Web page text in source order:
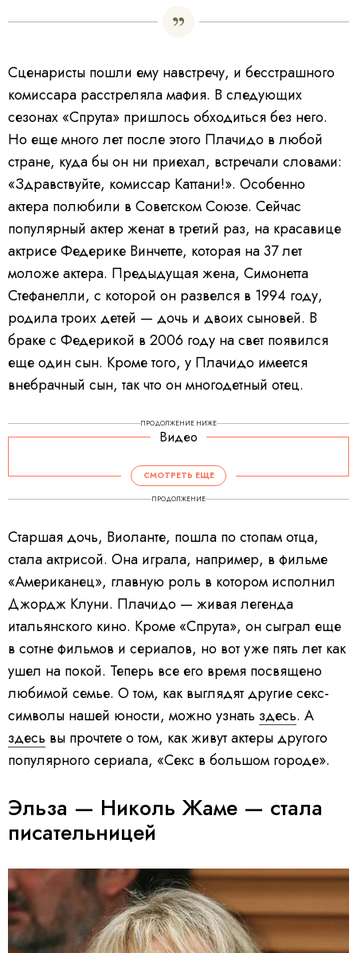
Сценаристы пошли ему навстречу, и бесстрашного
комиссара расстреляла мафия. В следующих
сезонах «Спрута» пришлось обходиться без него.
Но еще много лет после этого Плачидо в любой
стране, куда бы он ни приехал, встречали словами:
«Здравствуйте, комиссар Каттани!». Особенно
актера полюбили в Советском Союзе. Сейчас
популярный актер женат в третий раз, на красавице
актрисе Федерике Винчетте, которая на 37 лет
моложе актера. Предыдущая жена, Симонетта
Стефанелли, с которой он развелся в 1994 году,
родила троих детей — дочь и двоих сыновей. В
браке с Федерикой в 2006 году на свет появился
еще один сын. Кроме того, у Плачидо имеется
внебрачный сын, так что он многодетный отец.
ПРОДОЛЖЕНИЕ НИЖЕ
Видео
СМОТРЕТЬ ЕЩЕ
ПРОДОЛЖЕНИЕ
Старшая дочь, Виоланте, пошла по стопам отца,
стала актрисой. Она играла, например, в фильме
«Американец», главную роль в котором исполнил
Джордж Клуни. Плачидо — живая легенда
итальянского кино. Кроме «Спрута», он сыграл еще
в сотне фильмов и сериалов, но вот уже пять лет как
ушел на покой. Теперь все его время посвящено
любимой семье. О том, как выглядят другие секс-
символы нашей юности, можно узнать здесь. А
здесь вы прочтете о том, как живут актеры другого
популярного сериала, «Секс в большом городе».
Эльза — Николь Жаме — стала
писательницей